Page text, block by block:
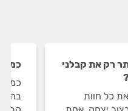
רק את קבלני
כל חוות
כמה